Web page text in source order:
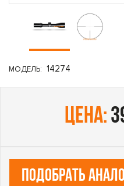
МОДЕЛЬ: 14274
цена:
ПОДОБРАТЬ